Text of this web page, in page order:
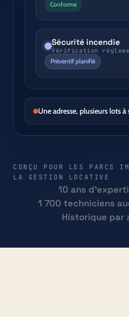
Conforme
Sécurité incendie
Vérification
Préventif planifié
Une adresse, plusieurs lots à
CONÇU POUR LES PARCS
LA GESTION LOCATIVE
10 ans
1 700 techniciens
Historique par